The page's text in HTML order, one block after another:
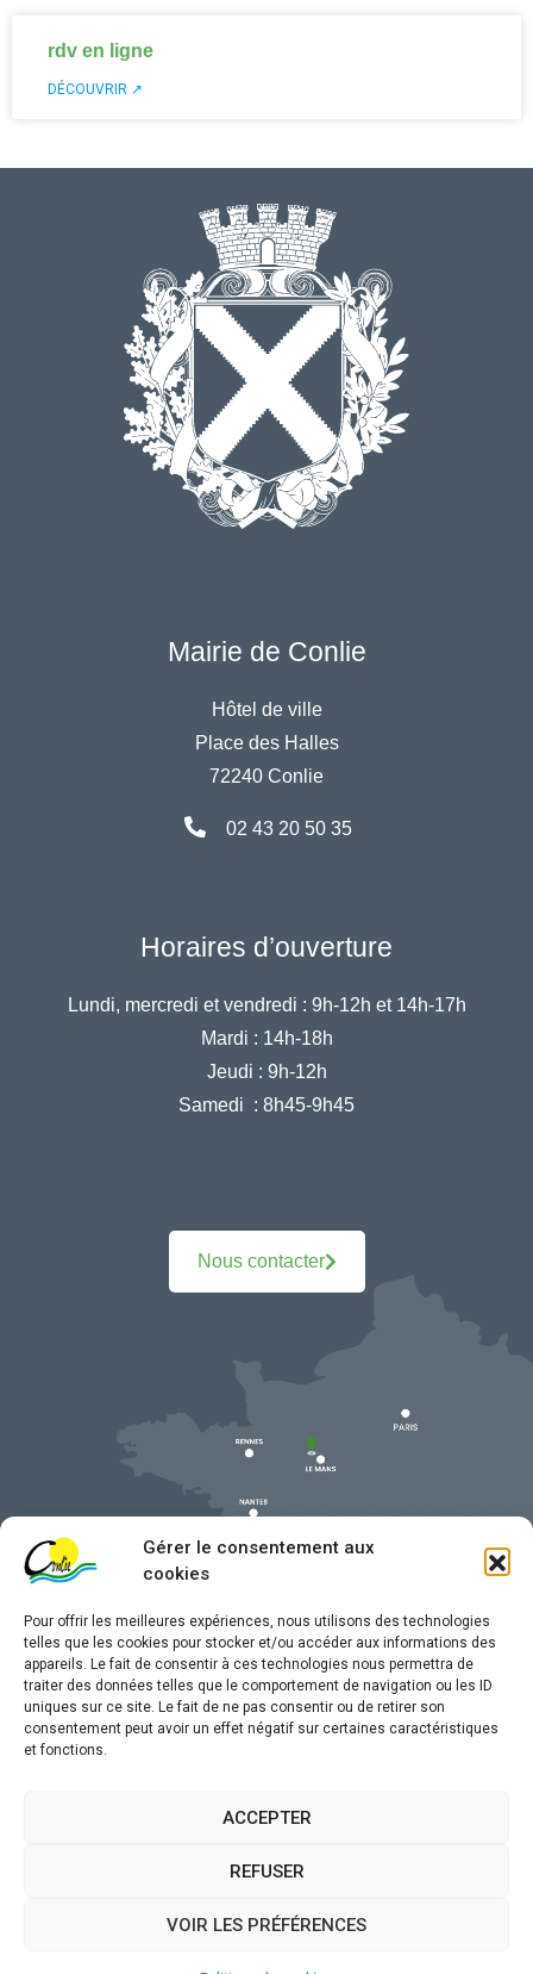
Gérer le consentement aux
cookies
Pour offrir les meilleures expériences, nous utilisons des technologies
telles que les cookies pour stocker et/ou accéder aux informations des
appareils. Le fait de consentir à ces technologies nous permettra de
traiter des données telles que le comportement de navigation ou les ID
uniques sur ce site. Le fait de ne pas consentir ou de retirer son
consentement peut avoir un effet négatif sur certaines caractéristiques
et fonctions.
ACCEPTER
REFUSER
VOIR LES PRÉFÉRENCES
rdv en ligne
DÉCOUVRIR ↗
Mairie de Conlie
Hôtel de ville
Place des Halles
72240 Conlie
02 43 20 50 35
Horaires d’ouverture
Lundi, mercredi et vendredi : 9h-12h et 14h-17h
Mardi : 14h-18h
Jeudi : 9h-12h
Samedi : 8h45-9h45
Nous contacter
Mentions légales
Traitement de données personnelles
(sites internet de collectivités &